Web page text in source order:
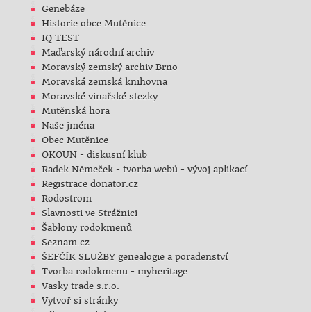
Genebáze
Historie obce Mutěnice
IQ TEST
Maďarský národní archiv
Moravský zemský archiv Brno
Moravská zemská knihovna
Moravské vinařské stezky
Mutěnská hora
Naše jména
Obec Mutěnice
OKOUN - diskusní klub
Radek Němeček - tvorba webů - vývoj aplikací
Registrace donator.cz
Rodostrom
Slavnosti ve Strážnici
Šablony rodokmenů
Seznam.cz
ŠEFČÍK SLUŽBY genealogie a poradenství
Tvorba rodokmenu - myheritage
Vasky trade s.r.o.
Vytvoř si stránky